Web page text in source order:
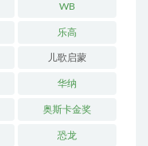
WB
乐高
儿歌启蒙
华纳
奥斯卡金奖
恐龙